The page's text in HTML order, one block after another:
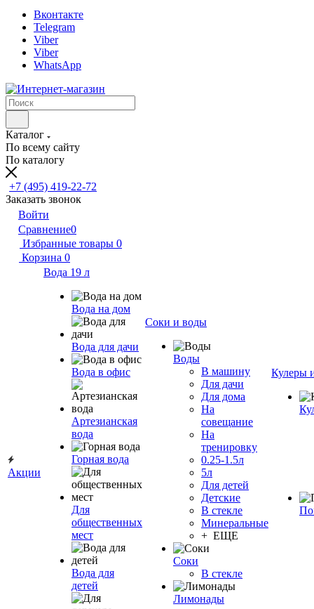
Вконтакте
Telegram
Viber
Viber
WhatsApp
Каталог
По всему сайту
По каталогу
+7 (495) 419-22-72
Заказать звонок
Войти
Сравнение0
Избранные товары 0
Корзина 0
Акции
Вода 19 л
Вода на дом
Вода для дачи
Вода в офис
Артезианская
вода
Горная вода
Для
общественных
мест
Вода для
детей
Соки и воды
Воды
В машину
Для дачи
Для дома
На
совещание
На
тренировку
0.25-1.5л
5л
Для детей
Детские
В стекле
Минеральные
+ ЕЩЕ
Соки
В стекле
Лимонады
Кулеры